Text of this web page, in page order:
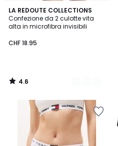
LA REDOUTE COLLECTIONS
Confezione da 2 culotte vita
alta in microfibra invisibili
CHF 18.95
4.6
/ 5
3
Colori
4.6
/